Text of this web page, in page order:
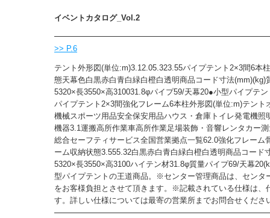
イベントカタログ_Vol.2
>> P.6
テント外形図(単位:m)3.12.05.323.55パイプテント2×3間6本
態天幕色白黒赤白青白緑白橙白透明商品コード寸法(mm)(kg)
5320×長3550×高310031.8φパイプ59/天幕20●小型パイプテ
パイプテント2×3間強化フレーム6本柱外形図(単位:m)テント
機械スポーツ用品安全保安用品ハウス・倉庫トイレ発電機照
機器3.1運搬高所作業車高所作業足場装飾・音響レンタカー
総合セーフティサービス全国営業拠点一覧62.0強化フレーム
ーム収納状態3.555.32白黒赤白青白緑白橙白透明商品コード
5320×長3550×高3100ハイテン材31.8φ質量パイプ69/天幕
型パイプテントの王道商品。※センター管理商品は、センタ
をお客様負担とさせて頂きます。※記載されている仕様は、
す。詳しい仕様については最寄の営業所までお問合せくださ